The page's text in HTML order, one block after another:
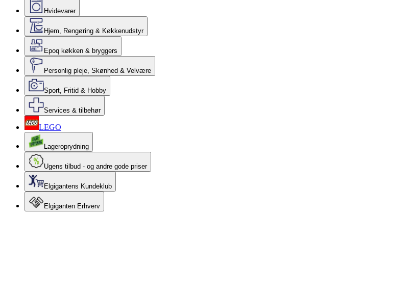
Hvidevarer
Hjem, Rengøring & Køkkenudstyr
Epoq køkken & bryggers
Personlig pleje, Skønhed & Velvære
Sport, Fritid & Hobby
Services & tilbehør
LEGO
Lageroprydning
Ugens tilbud - og andre gode priser
Elgigantens Kundeklub
Elgiganten Erhverv